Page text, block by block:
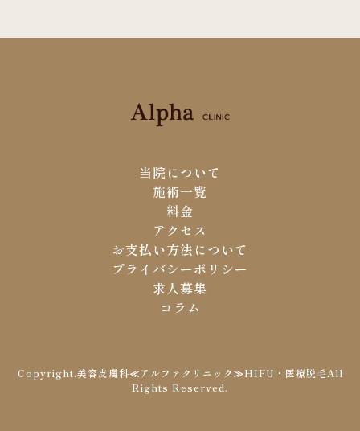
当院について
施術一覧
料金
アクセス
お支払い方法について
プライバシーポリシー
求人募集
コラム
Copyright.美容皮膚科≪アルファクリニック≫HIFU・医療脱毛All
Rights Reserved.